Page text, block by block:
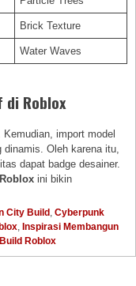
Brick Texture
Water Waves
Roblox
import model
Oleh karena itu,
dapat badge desainer.
ini bikin
City Build , Cyberpunk
, Inspirasi Membangun
Roblox